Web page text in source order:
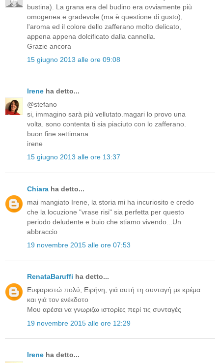
bustina). La grana era del budino era ovviamente più
omogenea e gradevole (ma è questione di gusto),
l'aroma ed il colore dello zafferano molto delicato,
appena appena dolcificato dalla cannella.
Grazie ancora
15 giugno 2013 alle ore 09:08
Irene ha detto...
@stefano
si, immagino sarà più vellutato.magari lo provo una
volta. sono contenta ti sia piaciuto con lo zafferano.
buon fine settimana
irene
15 giugno 2013 alle ore 13:37
Chiara ha detto...
mai mangiato Irene, la storia mi ha incuriosito e credo
che la locuzione "vrase risi" sia perfetta per questo
periodo deludente e buio che stiamo vivendo...Un
abbraccio
19 novembre 2015 alle ore 07:53
RenataBaruffi ha detto...
Ευφαριστώ πολύ, Ειρήνη, γιά αυτή τη συνταγή με κρέμα
και γιά τον ενέκδοτο
Μου αρέσει να γνωριζω ιστορίες περί τις συνταγές
19 novembre 2015 alle ore 12:29
Irene ha detto...